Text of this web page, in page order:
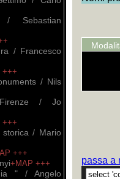
/ Sebastian
/ Francesco
+++
/ Nils
/ Jo
+++
/ Mario
+++
+MAP +++
" / Angelo
passa a